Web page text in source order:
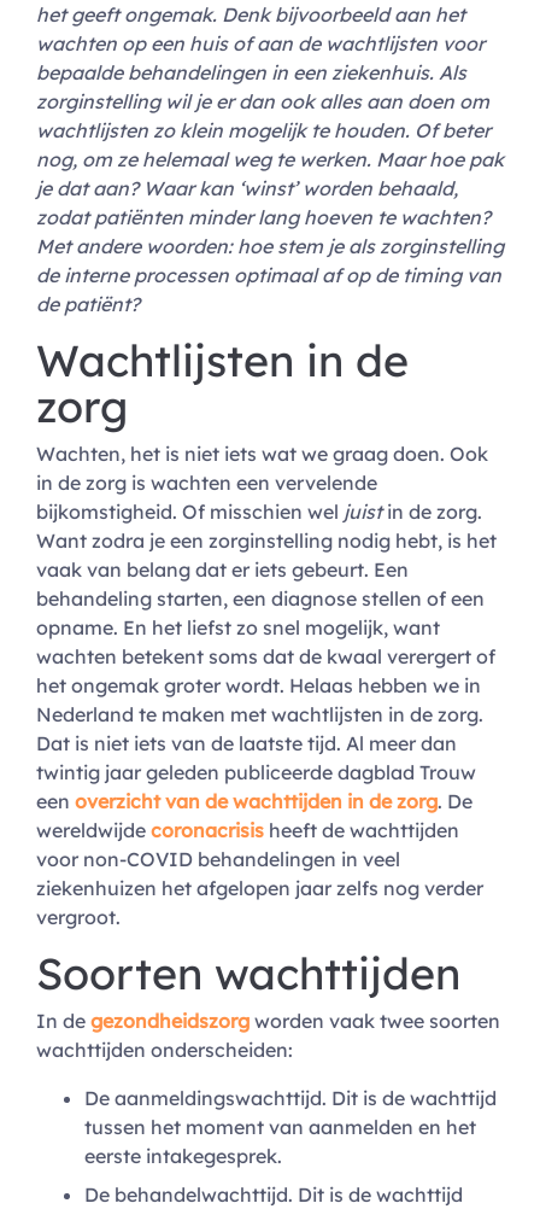
het geeft ongemak. Denk bijvoorbeeld aan het
wachten op een huis of aan de wachtlijsten voor
bepaalde behandelingen in een ziekenhuis. Als
zorginstelling wil je er dan ook alles aan doen om
wachtlijsten zo klein mogelijk te houden. Of beter
nog, om ze helemaal weg te werken. Maar hoe pak
je dat aan? Waar kan ‘winst’ worden behaald,
zodat patiënten minder lang hoeven te wachten?
Met andere woorden: hoe stem je als zorginstelling
de interne processen optimaal af op de timing van
de patiënt?
Wachtlijsten in de
zorg
Wachten, het is niet iets wat we graag doen. Ook
in de zorg is wachten een vervelende
bijkomstigheid. Of misschien wel juistin de zorg.
Want zodra je een zorginstelling nodig hebt, is het
vaak van belang dat er iets gebeurt. Een
behandeling starten, een diagnose stellen of een
opname. En het liefst zo snel mogelijk, want
wachten betekent soms dat de kwaal verergert of
het ongemak groter wordt. Helaas hebben we in
Nederland te maken met wachtlijsten in de zorg.
Dat is niet iets van de laatste tijd. Al meer dan
twintig jaar geleden publiceerde dagblad Trouw
een overzicht van de wachttijden in de zorg. De
wereldwijde coronacrisis heeft de wachttijden
voor non-COVID behandelingen in veel
ziekenhuizen het afgelopen jaar zelfs nog verder
vergroot.
Soorten wachttijden
In de gezondheidszorg worden vaak twee soorten
wachttijden onderscheiden:
De aanmeldingswachttijd. Dit is de wachttijd
tussen het moment van aanmelden en het
eerste intakegesprek.
De behandelwachttijd. Dit is de wachttijd